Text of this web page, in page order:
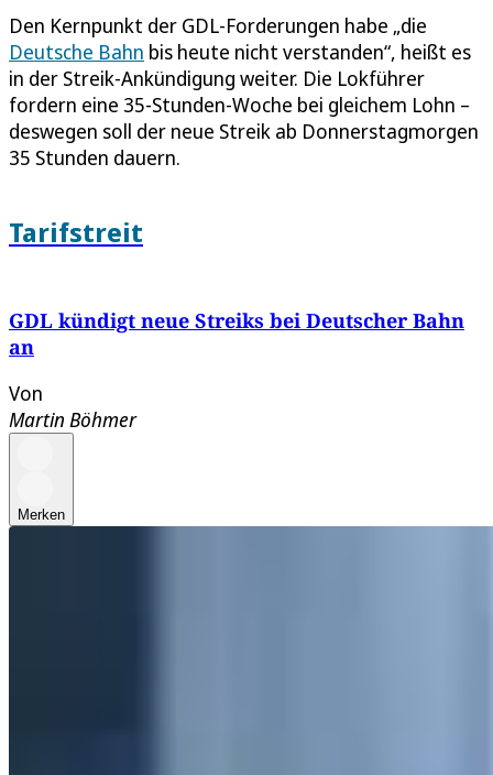
Den Kernpunkt der GDL-Forderungen habe „die
Deutsche Bahn bis heute nicht verstanden“, heißt es
in der Streik-Ankündigung weiter. Die Lokführer
fordern eine 35-Stunden-Woche bei gleichem Lohn –
deswegen soll der neue Streik ab Donnerstagmorgen
35 Stunden dauern.
Tarifstreit
GDL kündigt neue Streiks bei Deutscher Bahn
an
Von
Martin Böhmer
Merken